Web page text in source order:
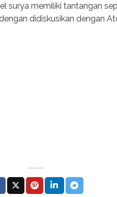
surya memiliki tantangan
didiskusikan dengan